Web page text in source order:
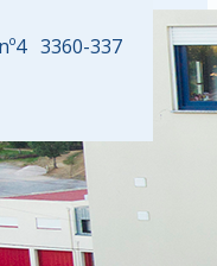
3360-337